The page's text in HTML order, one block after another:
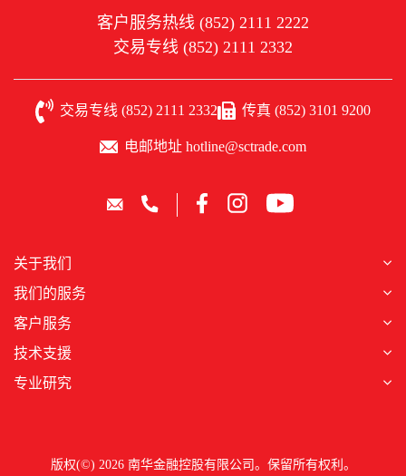
客户服务热线 (852) 2111 2222
交易专线 (852) 2111 2332
交易专线 (852) 2111 2332 传真 (852) 3101 9200
电邮地址 hotline@sctrade.com
关于我们
我们的服务
客户服务
技术支援
专业研究
版权(©) 2026 南华金融控股有限公司。保留所有权利。